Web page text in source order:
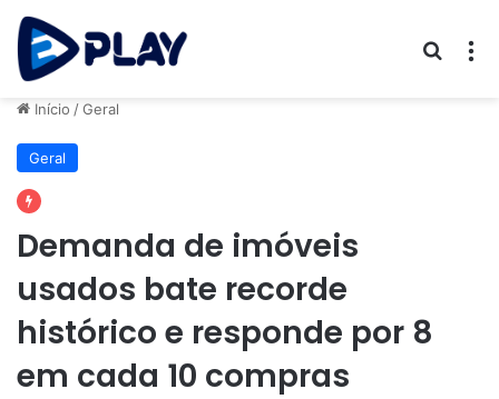
Início /Geral
Geral
Demanda de imóveis
usados bate recorde
histórico e responde por 8
em cada 10 compras